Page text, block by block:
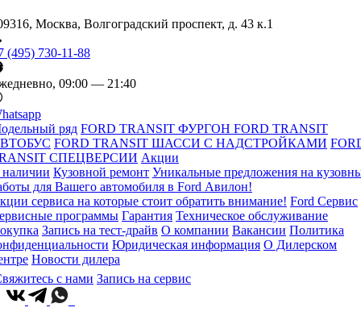
Москва, Волгоградский проспект, д. 43 к.1
(495) 730-11-88
09:00 — 21:40
ряд FORD TRANSIT ФУРГОН FORD TRANSIT
FORD TRANSIT ШАССИ С НАДСТРОЙКАМИ
СПЕЦВЕРСИИ Акции
Кузовной ремонт Уникальные предложения на
для Вашего автомобиля в Ford Авилон!
сервиса на которые стоит обратить внимание! Ford Сервис
программы Гарантия Техническое обслуживание
Запись на тест-драйв О компании Вакансии Политика
Юридическая информация О Дилерском
Новости дилера
с нами Запись на сервис